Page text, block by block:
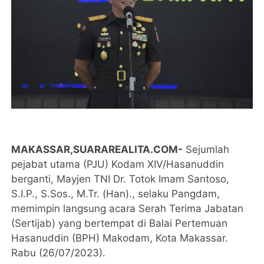
MAKASSAR,SUARAREALITA.COM- Sejumlah
pejabat utama (PJU) Kodam XIV/Hasanuddin
berganti, Mayjen TNI Dr. Totok Imam Santoso,
S.I.P., S.Sos., M.Tr. (Han)., selaku Pangdam,
memimpin langsung acara Serah Terima Jabatan
(Sertijab) yang bertempat di Balai Pertemuan
Hasanuddin (BPH) Makodam, Kota Makassar.
Rabu (26/07/2023).